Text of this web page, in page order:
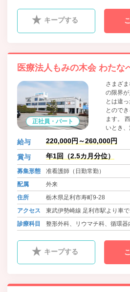
キープする
医療法人もみの木会 わたな
正社員・パート
さまざ
の限界
とは違
とので
ます。
いとき、
異体質
学では治
どは、「
をさせ
に院長
給与 220,000円～260,000円
賞与 年1回（2.5カ月分位）
募集形態
准看護師（日勤常勤）
配属
外来
住所
栃木県足利市寿町9-28
アクセス
東武伊勢崎線 足利市駅より車
両毛線 足利駅より 徒歩20分
診療科目 整形外科、リウマチ科、循環器
キープする